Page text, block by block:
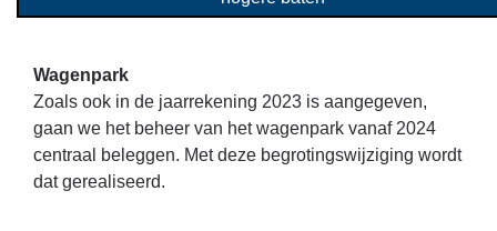
Wagenpark
Zoals ook in de jaarrekening 2023 is aangegeven,
gaan we het beheer van het wagenpark vanaf 2024
centraal beleggen. Met deze begrotingswijziging wordt
dat gerealiseerd.